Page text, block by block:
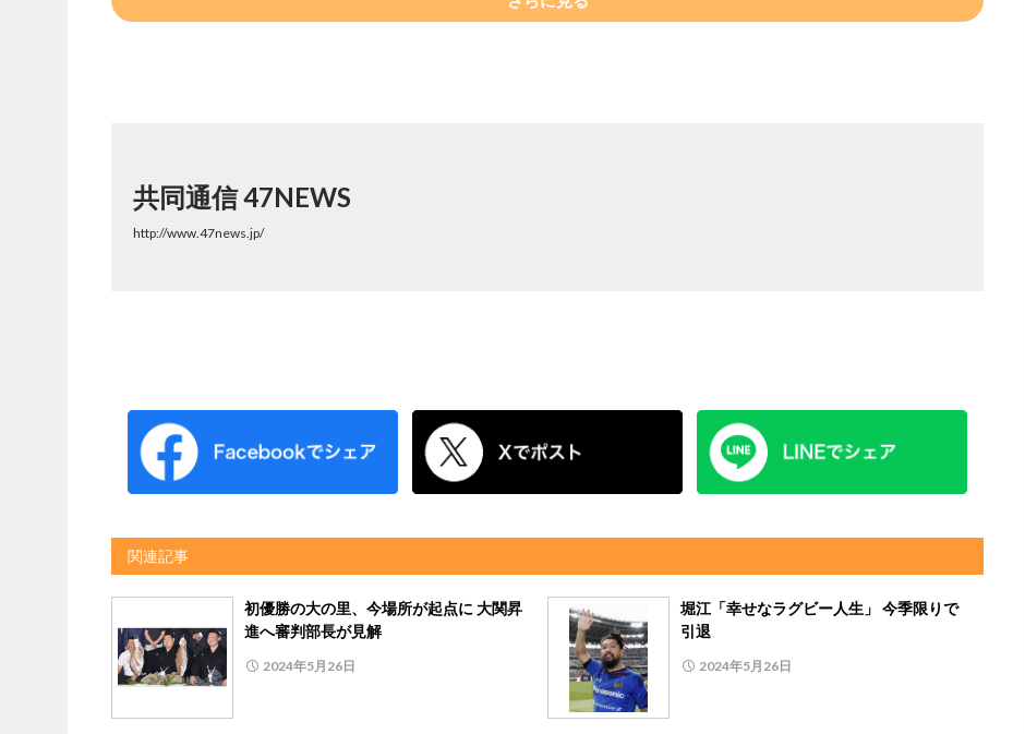
共同通信 47NEWS
http://www.47news.jp/
関連記事
初優勝の大の里、今場所が起点に 大関昇
進へ審判部長が見解
2024年5月26日
堀江「幸せなラグビー人生」 今季限りで
引退
2024年5月26日